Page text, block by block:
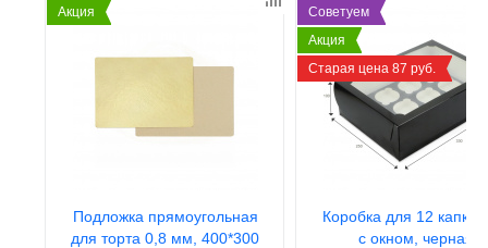
Акция
Подложка прямоугольная
для торта 0,8 мм, 400*300
Советуем
Акция
Старая цена 87 руб.
Коробка для 12
с окном, черная